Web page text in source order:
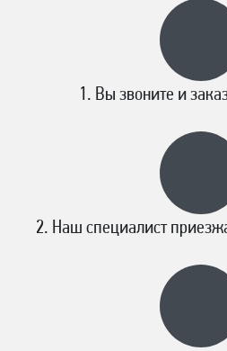
Вы звоните и
Наш специалист